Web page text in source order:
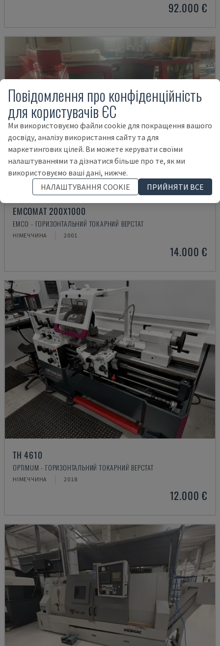
92.000 €
EMCOMAT 200X1000
EMCO - ГОРИЗОНТАЛЬНИЙ ТОКАРНИЙ ВЕРСТАТ
НІМЕЧЧИНА 2001
14.000 €
TH 4610
OPTIMUM - ГОРИЗОНТАЛЬНИЙ ТОКАРНИЙ ВЕРСТАТ
НІМЕЧЧИНА 2018
12.000 €
Повідомлення про конфіденційність
для користувачів ЄС
Ми використовуємо файли cookie для покращення вашого
досвіду, аналізу використання сайту та для
маркетингових цілей. Ви можете керувати своїми
налаштуваннями та дізнатися більше про те, як ми
використовуємо ваші дані, нижче.
НАЛАШТУВАННЯ COOKIE
ПРИЙНЯТИ ВСЕ